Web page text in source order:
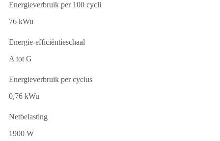
Energieverbruik per 100 cycli
76 kWu
Energie-efficiëntieschaal
A tot G
Energieverbruik per cyclus
0,76 kWu
Netbelasting
1900 W